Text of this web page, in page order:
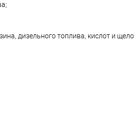
дизельного топлива, кислот и